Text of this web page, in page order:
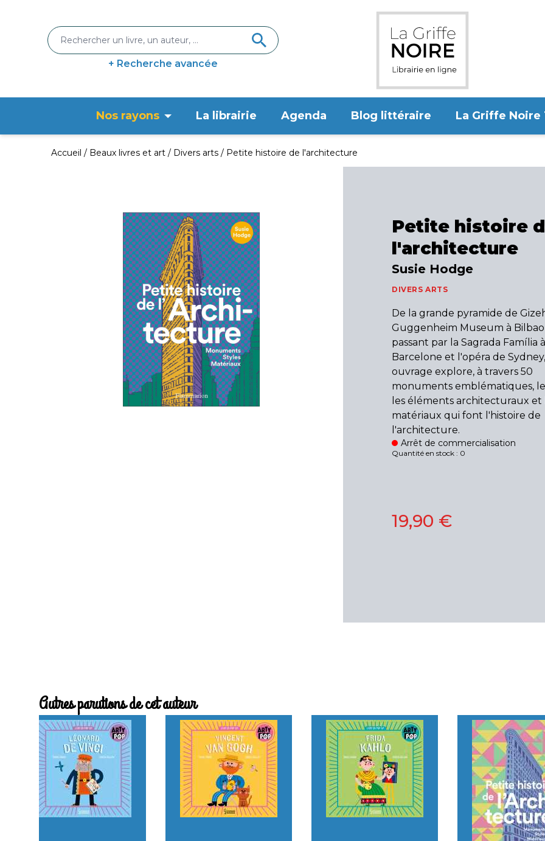
+ Recherche avancée
Nos rayons La librairie Agenda Blog littéraire La Griffe Noire
Accueil Beaux livres et art Divers arts Petite histoire de l'architecture
Petite histoire
l'architecture
Susie Hodge
DIVERS ARTS
De la grande pyramide de
Guggenheim Museum à
passant par la Sagrada Família à
Barcelone et l'opéra de
ouvrage explore, à travers 50
monuments emblématiques,
les éléments architecturaux et
matériaux qui font l'histoire de
l'architecture.
Arrêt de commercialisation
Quantité en stock : 0
19,90 €
Autres parutions de cet auteur